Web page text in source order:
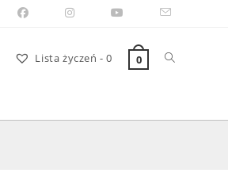
Lista życzeń - 0 0 Toggle
website